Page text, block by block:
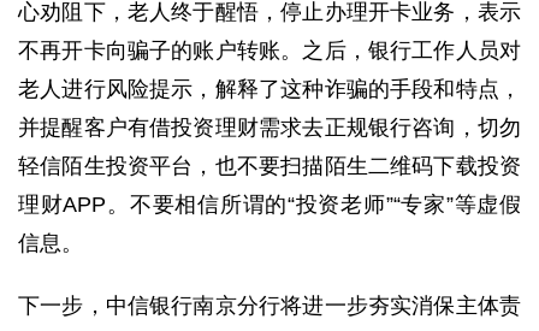
心劝阻下，老人终于醒悟，停止办理开卡业务，表示
不再开卡向骗子的账户转账。之后，银行工作人员对
老人进行风险提示，解释了这种诈骗的手段和特点，
并提醒客户有借投资理财需求去正规银行咨询，切勿
轻信陌生投资平台，也不要扫描陌生二维码下载投资
理财APP。不要相信所谓的“投资老师”“专家”等虚假
信息。
下一步，中信银行南京分行将进一步夯实消保主体责